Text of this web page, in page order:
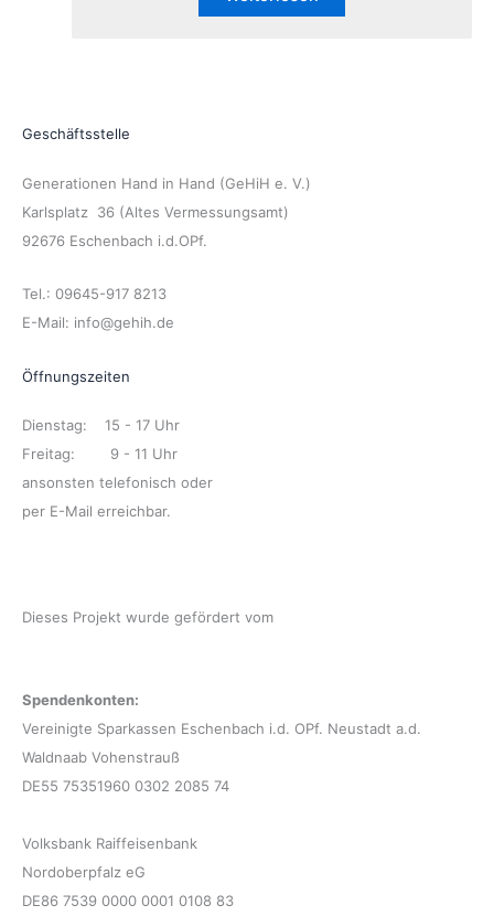
Geschäftsstelle
Generationen Hand in Hand (GeHiH e. V.)
Karlsplatz 36 (Altes Vermessungsamt)
92676 Eschenbach i.d.OPf.
Tel.: 09645-917 8213
E-Mail: info@gehih.de
Öffnungszeiten
Dienstag: 15 - 17 Uhr
Freitag: 9 - 11 Uhr
ansonsten telefonisch oder
per E-Mail erreichbar.
Dieses Projekt wurde gefördert vom
Spendenkonten:
Vereinigte Sparkassen Eschenbach i.d. OPf. Neustadt a.d.
Waldnaab Vohenstrauß
DE55 75351960 0302 2085 74
Volksbank Raiffeisenbank
Nordoberpfalz eG
DE86 7539 0000 0001 0108 83